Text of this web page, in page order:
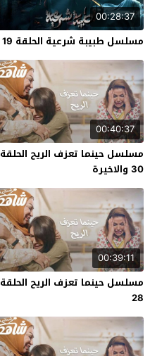
00:28:37
مسلسل طبيبة شرعية الحلقة 19
00:40:37
مسلسل حينما تعزف الريح الحلقة
30 والاخيرة
00:39:11
مسلسل حينما تعزف الريح الحلقة
28